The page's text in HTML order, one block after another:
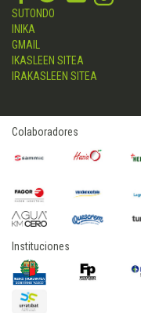
SUTONDO
INIKA
GMAIL
IKASLEEN SITEA
IRAKASLEEN SITEA
Colaboradores
Instituciones